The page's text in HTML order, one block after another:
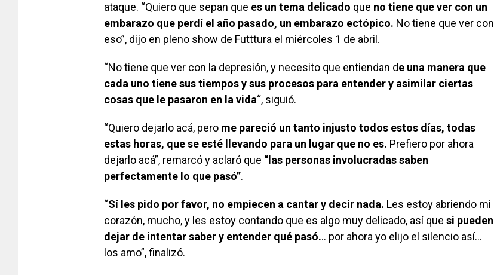
ataque. “Quiero que sepan que es un tema delicado que no tiene que ver con un
embarazo que perdí el año pasado, un embarazo ectópico. No tiene que ver con
eso”, dijo en pleno show de Futttura el miércoles 1 de abril.
“No tiene que ver con la depresión, y necesito que entiendan de una manera que
cada uno tiene sus tiempos y sus procesos para entender y asimilar ciertas
cosas que le pasaron en la vida“, siguió.
“Quiero dejarlo acá, pero me pareció un tanto injusto todos estos días, todas
estas horas, que se esté llevando para un lugar que no es. Prefiero por ahora
dejarlo acá”, remarcó y aclaró que “las personas involucradas saben
perfectamente lo que pasó”.
“Sí les pido por favor, no empiecen a cantar y decir nada. Les estoy abriendo mi
corazón, mucho, y les estoy contando que es algo muy delicado, así que si pueden
dejar de intentar saber y entender qué pasó... por ahora yo elijo el silencio así…
los amo”, finalizó.